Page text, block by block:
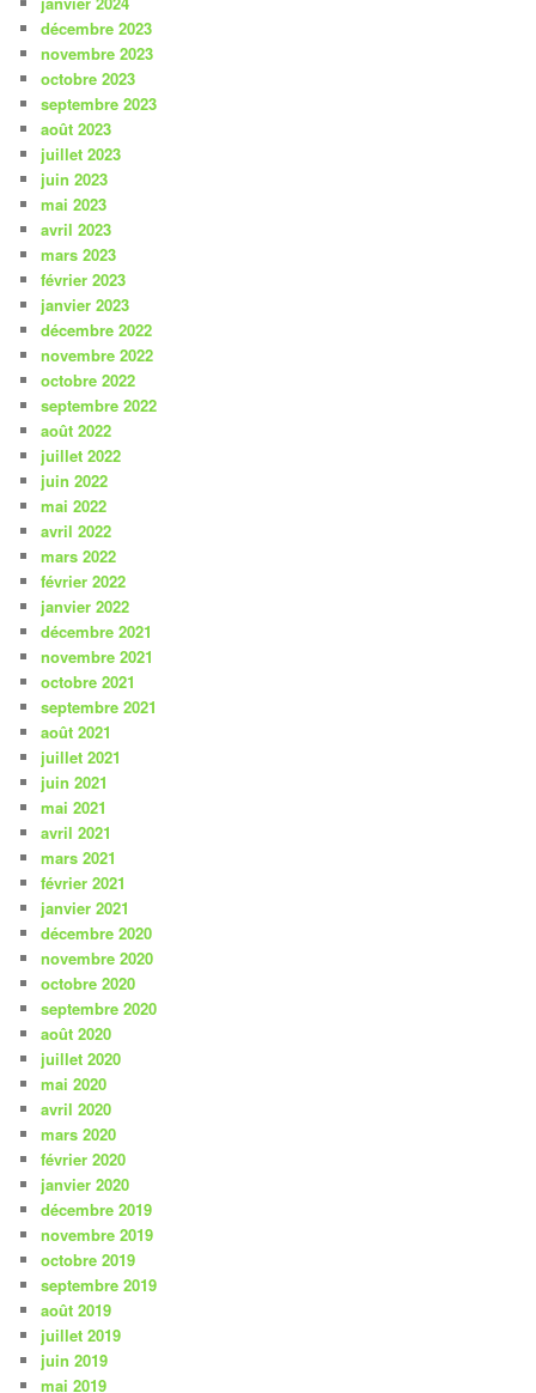
décembre 2023
novembre 2023
octobre 2023
septembre 2023
août 2023
juillet 2023
juin 2023
mai 2023
avril 2023
mars 2023
février 2023
janvier 2023
décembre 2022
novembre 2022
octobre 2022
septembre 2022
août 2022
juillet 2022
juin 2022
mai 2022
avril 2022
mars 2022
février 2022
janvier 2022
décembre 2021
novembre 2021
octobre 2021
septembre 2021
août 2021
juillet 2021
juin 2021
mai 2021
avril 2021
mars 2021
février 2021
janvier 2021
décembre 2020
novembre 2020
octobre 2020
septembre 2020
août 2020
juillet 2020
mai 2020
avril 2020
mars 2020
février 2020
janvier 2020
décembre 2019
novembre 2019
octobre 2019
septembre 2019
août 2019
juillet 2019
juin 2019
mai 2019